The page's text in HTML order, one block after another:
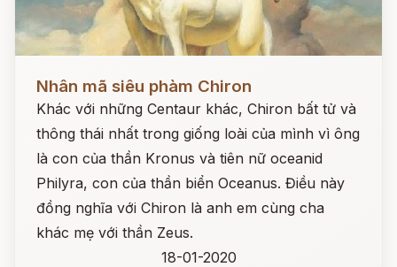
Nhân mã siêu phàm Chiron
Khác với những Centaur khác, Chiron bất tử và
thông thái nhất trong giống loài của mình vì ông
là con của thần Kronus và tiên nữ oceanid
Philyra, con của thần biển Oceanus. Điều này
đồng nghĩa với Chiron là anh em cùng cha
khác mẹ với thần Zeus.
18-01-2020